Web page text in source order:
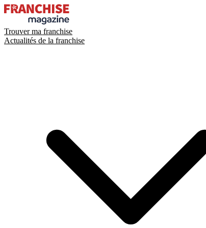
Trouver ma franchise
Actualités de la franchise